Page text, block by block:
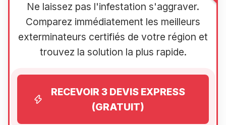
Ne laissez pas l'infestation s'aggraver.
Comparez immédiatement les meilleurs
exterminateurs certifiés de votre région et
trouvez la solution la plus rapide.
RECEVOIR 3 DEVIS EXPRESS
(GRATUIT)